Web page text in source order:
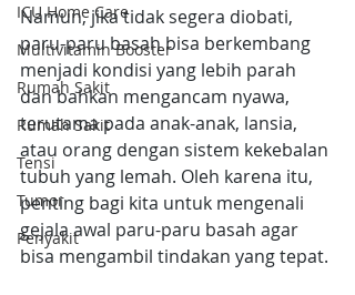
ICU Home Care
Multivitamin Booster
Rumah Sakit
Rumah Sakit
Tensi
Tumor
Penyakit
Namun, jika tidak segera diobati,
paru-paru basah bisa berkembang
menjadi kondisi yang lebih parah
dan bahkan mengancam nyawa,
terutama pada anak-anak, lansia,
atau orang dengan sistem kekebalan
tubuh yang lemah. Oleh karena itu,
penting bagi kita untuk mengenali
gejala awal paru-paru basah agar
bisa mengambil tindakan yang tepat.